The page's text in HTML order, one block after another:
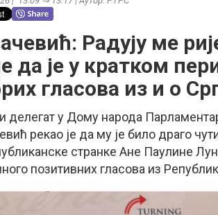
Радују ме
да је у кратком
гласова из и о
делегат у Дому народа
рекао је да му је било драго
странке Ане Паулине
позитивних гласова из